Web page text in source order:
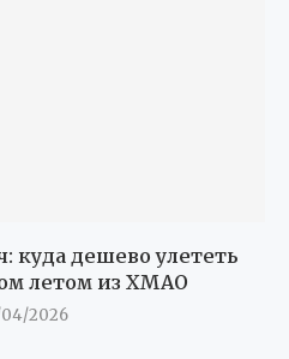
куда дешево улететь
летом из ХМАО
2026